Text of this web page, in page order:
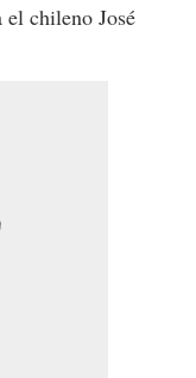
chileno José